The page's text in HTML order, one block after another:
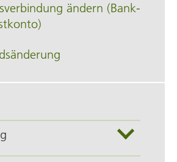
ändern (Bank‑